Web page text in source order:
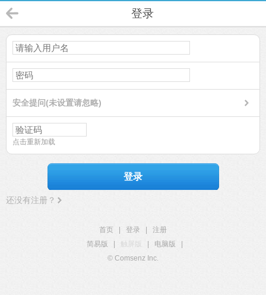
登录
安全提问(未设置请忽略)
点击重新加载
登录
还没有注册？
首页 登录
注册
简易版
触屏版 电脑版
© Comsenz Inc.